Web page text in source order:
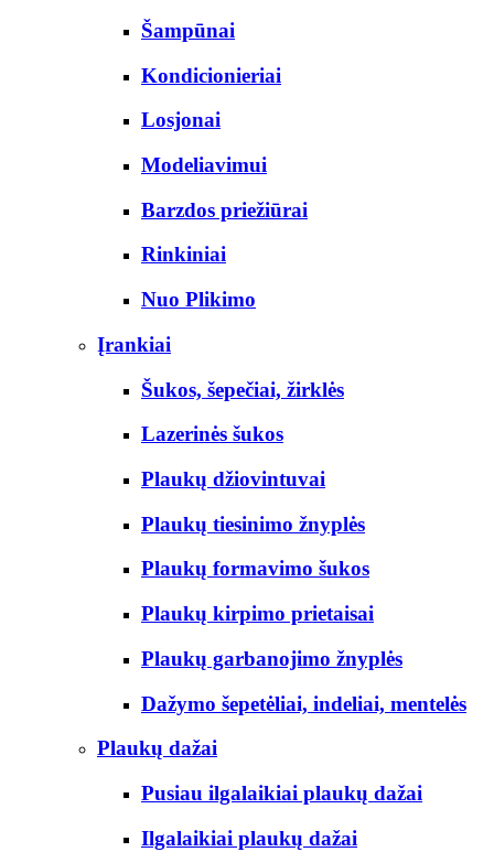
Šampūnai
Kondicionieriai
Losjonai
Modeliavimui
Barzdos priežiūrai
Rinkiniai
Nuo Plikimo
Įrankiai
Šukos, šepečiai, žirklės
Lazerinės šukos
Plaukų džiovintuvai
Plaukų tiesinimo žnyplės
Plaukų formavimo šukos
Plaukų kirpimo prietaisai
Plaukų garbanojimo žnyplės
Dažymo šepetėliai, indeliai, mentelės
Plaukų dažai
Pusiau ilgalaikiai plaukų dažai
Ilgalaikiai plaukų dažai